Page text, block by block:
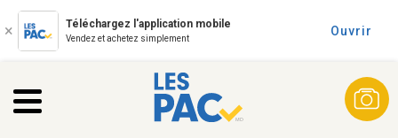
Téléchargez l'application mobile
Vendez et achetez simplement
Ouvrir